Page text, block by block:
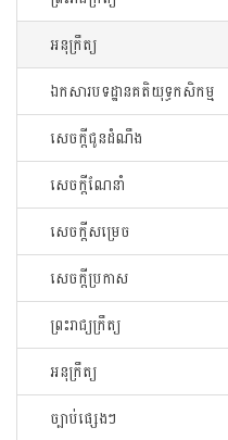
អនុក្រឹត្យ
ឯកសារបទដ្ឋានគតិយុទ្ធកសិកម្ម
សេចក្តីជូនដំណឹង
សេចក្តីណែនាំ
សេចក្តីសម្រេច
សេចក្តីប្រកាស
ព្រះរាជ្យក្រឹត្យ
អនុក្រឹត្យ
ច្បាប់ផ្សេងៗ